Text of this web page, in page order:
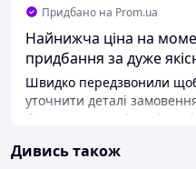
Придбано на Prom.ua
Найнижча ціна на
придбання за дуже
товар.
Швидко передзвонили
уточнити деталі
було у наявності та
оплати, хоча й замовляли
Дивись також